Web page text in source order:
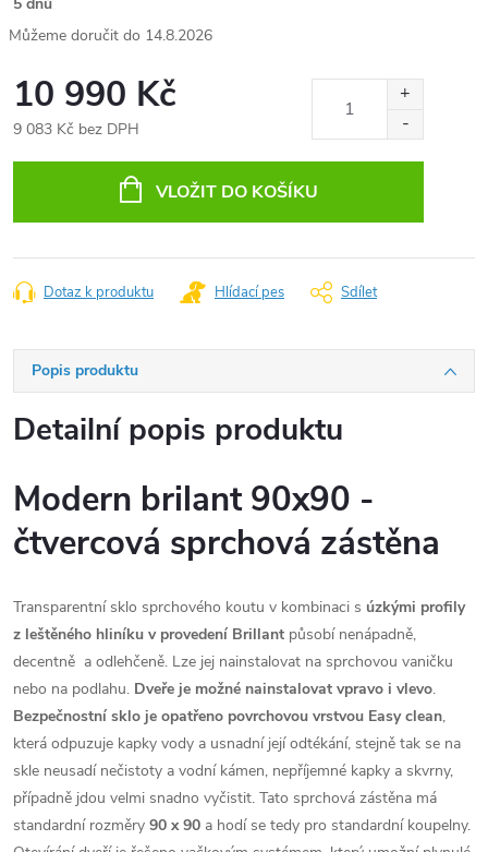
14.8.2026
10 990 Kč
9 083 Kč bez DPH
VLOŽIT DO KOŠÍKU
Dotaz k produktu Hlídací pes Sdílet
Popis produktu
Detailní popis produktu
Modern brilant 90x90 -
čtvercová sprchová zástěna
Transparentní sklo sprchového koutu v kombinaci s úzkými profily
z leštěného hliníku v provedení Brillant působí nenápadně,
decentně a odlehčeně. Lze jej nainstalovat na sprchovou vaničku
nebo na podlahu. Dveře je možné nainstalovat vpravo i vlevo.
Bezpečnostní sklo je opatřeno povrchovou vrstvou Easy clean,
která odpuzuje kapky vody a usnadní její odtékání, stejně tak se na
skle neusadí nečistoty a vodní kámen, nepříjemné kapky a skvrny,
případně jdou velmi snadno vyčistit. Tato sprchová zástěna má
standardní rozměry 90 x 90 a hodí se tedy pro standardní koupelny.